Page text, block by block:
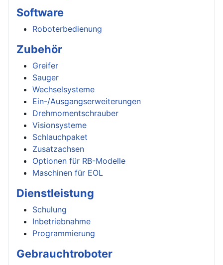
Software
Roboterbedienung
Zubehör
Greifer
Sauger
Wechselsysteme
Ein-/Ausgangserweiterungen
Drehmomentschrauber
Visionsysteme
Schlauchpaket
Zusatzachsen
Optionen für RB-Modelle
Maschinen für EOL
Dienstleistung
Schulung
Inbetriebnahme
Programmierung
Gebrauchtroboter